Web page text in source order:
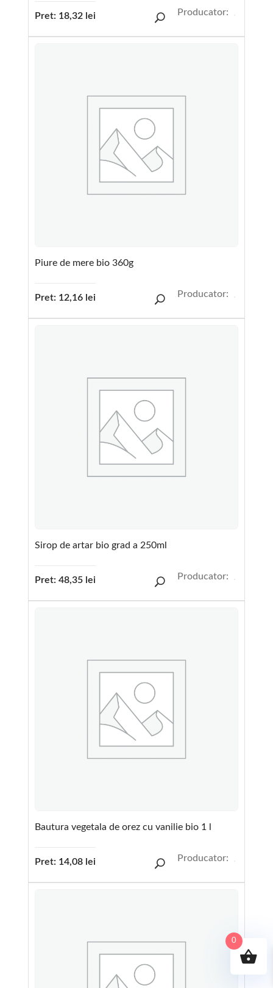
Pret: 18,32 lei Producator:
Piure de mere bio 360g
Pret: 12,16 lei Producator:
Sirop de artar bio grad a 250ml
Pret: 48,35 lei Producator:
Bautura vegetala de orez cu vanilie bio 1 l
Pret: 14,08 lei Producator:
0